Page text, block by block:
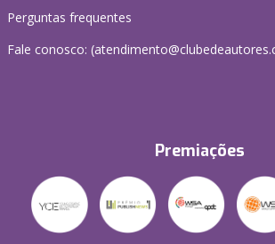
Perguntas frequentes
Fale conosco:
Premiações